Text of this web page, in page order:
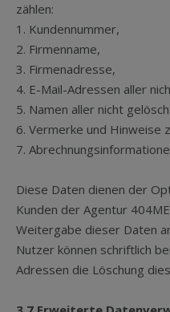
zählen:
1. Kundennummer,
2. Firmenname,
3. Firmenadresse,
4. E-Mail-Adressen aller
5. Namen aller nicht
6. Vermerke und Hinweise
7.
Diese Daten dienen der
Kunden der Agentur
Weitergabe dieser Daten
Nutzer können schriftlich
Adressen die Löschung